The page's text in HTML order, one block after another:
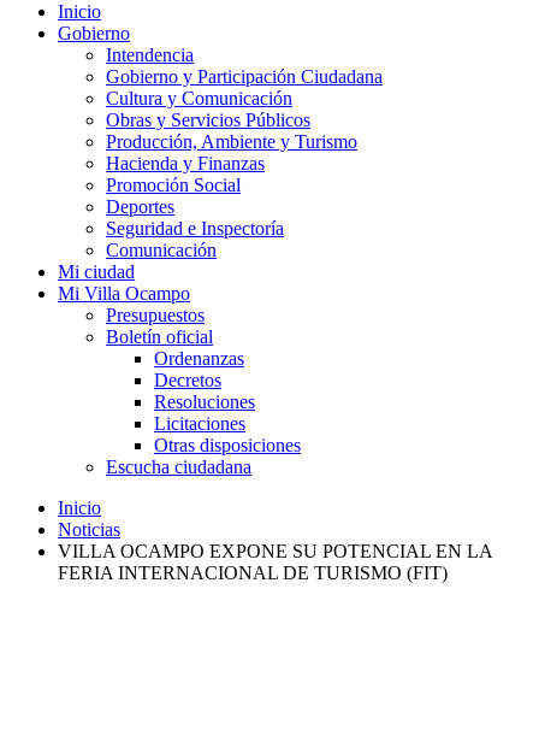
Inicio
Gobierno
Intendencia
Gobierno y Participación Ciudadana
Cultura y Comunicación
Obras y Servicios Públicos
Producción, Ambiente y Turismo
Hacienda y Finanzas
Promoción Social
Deportes
Seguridad e Inspectoría
Comunicación
Mi ciudad
Mi Villa Ocampo
Presupuestos
Boletín oficial
Ordenanzas
Decretos
Resoluciones
Licitaciones
Otras disposiciones
Escucha ciudadana
Inicio
Noticias
VILLA OCAMPO EXPONE SU POTENCIAL EN LA
FERIA INTERNACIONAL DE TURISMO (FIT)